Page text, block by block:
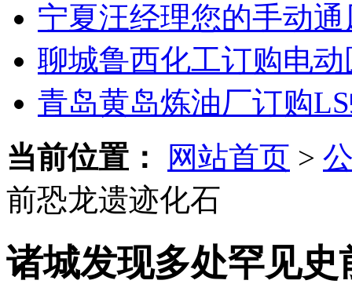
宁夏汪经理您的手动
聊城鲁西化工订购电
青岛黄岛炼油厂订购
当前位置：
网站首页 >
前恐龙遗迹化石
诸城发现多处罕见